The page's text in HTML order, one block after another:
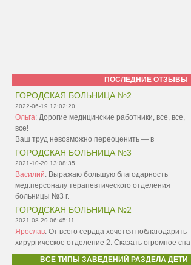
ПОСЛЕДНИЕ ОТЗЫВЫ
ГОРОДСКАЯ БОЛЬНИЦА №2
2022-06-19 12:02:20
Ольга: Дорогие медицинские работники, все, все,
все!
Ваш труд невозможно переоценить — в
ГОРОДСКАЯ БОЛЬНИЦА №3
2021-10-20 13:08:35
Василий: Выражаю большую благодарность
мед.персоналу терапевтического отделения
больницы №3 г.
ГОРОДСКАЯ БОЛЬНИЦА №2
2021-08-29 06:45:11
Ярослав: От всего сердца хочется поблагодарить
хирургическое отделение 2. Сказать огромное спа
ВСЕ ТИПЫ ЗАВЕДЕНИЙ РАЗДЕЛА ДЕТИ